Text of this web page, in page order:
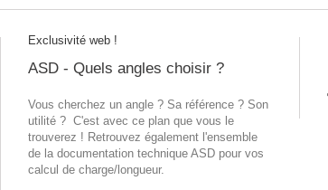
Exclusivité web !
ASD - Quels angles choisir ?
Vous cherchez un angle ? Sa référence ? Son
utilité ? C'est avec ce plan que vous le
trouverez ! Retrouvez également l'ensemble
de la documentation technique ASD pour vos
calcul de charge/longueur.